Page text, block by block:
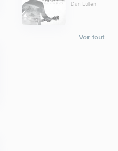
Dan Luiten
Voir tout